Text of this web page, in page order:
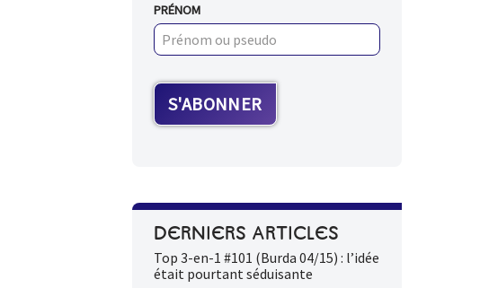
PRÉNOM
DERNIERS ARTICLES
Top 3-en-1 #101 (Burda 04/15) : l’idée
était pourtant séduisante